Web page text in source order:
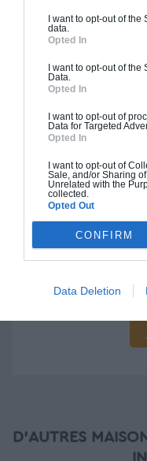
I want to opt-out of
data.
Opted In
I want to opt-out of the
Data.
Opted In
I want to opt-out of
Data for Targeted
Opted In
I want to opt-out of
Sale, and/or Sharing
Unrelated with the
collected.
Opted Out
CONFIRM
Data Deletion
standards.
(RT 2020).
en main" inclut
oeuvre (cuisine,
218
D'AUTRES